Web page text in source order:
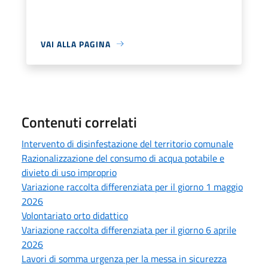
VAI ALLA PAGINA
Contenuti correlati
Intervento di disinfestazione del territorio comunale
Razionalizzazione del consumo di acqua potabile e
divieto di uso improprio
Variazione raccolta differenziata per il giorno 1 maggio
2026
Volontariato orto didattico
Variazione raccolta differenziata per il giorno 6 aprile
2026
Lavori di somma urgenza per la messa in sicurezza